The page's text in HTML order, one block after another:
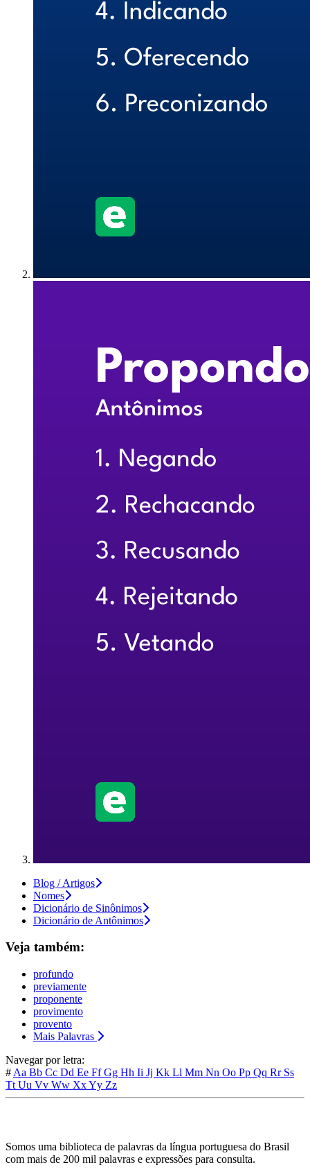
Blog / Artigos
Nomes
Dicionário de Sinônimos
Dicionário de Antônimos
Veja também:
profundo
previamente
proponente
provimento
provento
Mais Palavras
Navegar por letra:
# Aa Bb Cc Dd Ee FfGg Hh Ii Jj Kk Ll Mm Nn Oo Pp Qq Rr Ss
Tt Uu Vv Ww XxYy Zz
Somos uma biblioteca de palavras da língua portuguesa do Brasil
com mais de 200 mil palavras e expressões para consulta.